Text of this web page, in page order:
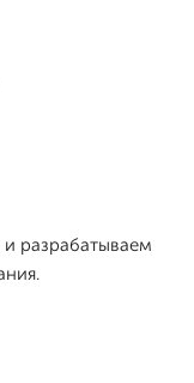
разрабатываем